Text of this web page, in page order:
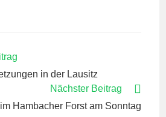
in der Lausitz
Nächster Beitrag
Hambacher Forst am Sonntag